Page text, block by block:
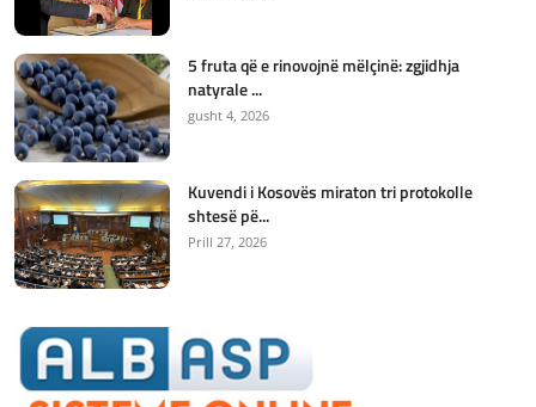
5 fruta që e rinovojnë mëlçinë: zgjidhja
natyrale ...
gusht 4, 2026
Kuvendi i Kosovës miraton tri protokolle
shtesë pë...
Prill 27, 2026